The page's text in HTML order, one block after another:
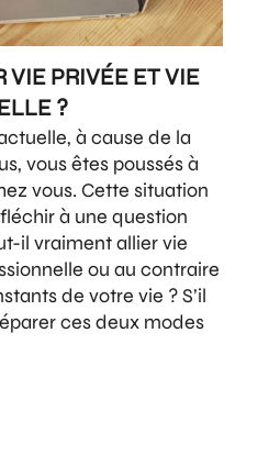
PRIVÉE ET VIE
?
à cause de la
vous êtes poussés à
vous. Cette situation
à une question
il vraiment allier vie
ou au contraire
de votre vie ? S’il
ces deux modes